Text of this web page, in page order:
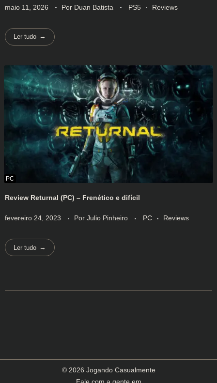
maio 11, 2026 Por Duan Batista PS5 Reviews
Ler tudo
Review Returnal (PC) – Frenético e difícil
fevereiro 24, 2023 Por Julio Pinheiro PC Reviews
Ler tudo
© 2026 Jogando Casualmente